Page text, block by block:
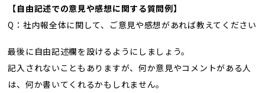
【自由記述での意見や感想に関する質問例】
Q：社内報全体に関して、ご意見や感想があれば教えてください
最後に自由記述欄を設けるようにしましょう。
記入されないこともありますが、何か意見やコメントがある人
は、何か書いてくれるかもしれません。